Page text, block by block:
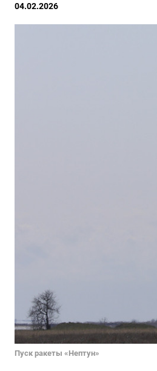
04.02.2026
Пуск ракеты «Нептун»